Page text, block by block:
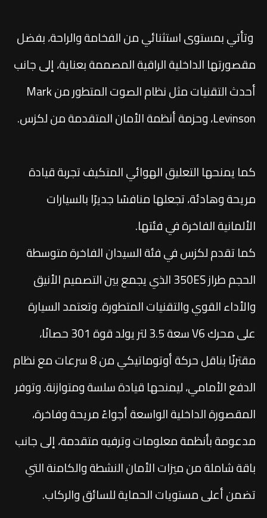
وتأتي بمستوى استثنائي من الفخامة والراحة، بفضل
مقصورتها الداخلية الراقية المصممة بعناية، إلى جانب
أحدث التقنيات مثل نظام الصوت المتطور من Mark
Levinson، وحزمة أنظمة الأمان المتقدمة من لكزس.
كما يمنحها التعليق الهوائي المتكيف تجربة قيادة
مريحة وهادئة، تجعلها منافسًا جديرًا بالسيارات
الألمانية الفاخرة في فئتها.
كما تقدم لكزس في فئة السيدان الفاخرة متوسطة
الحجم طراز 350ES الذي يجمع بين التصميم الأنيق
والأداء القوي والتقنيات المتطورة. وتعتمد السيارة
على محرك V6 سعة 3.5 لتر يولد قوة 301 حصانًا،
مقترنًا بناقل حركة أوتوماتيكي من 8 سرعات مع نظام
الدفع الأمامي، ليمنحها قيادة سلسة ومتوازنة. وتوفر
المقصورة الداخلية الواسعة أجواءً مريحة وفاخرة،
مدعومة بأنظمة معلومات وترفيه متقدمة، إلى جانب
باقة شاملة من ميزات الأمان النشطة والكامنة التي
تضمن أعلى مستويات الحماية للسائق والركاب.